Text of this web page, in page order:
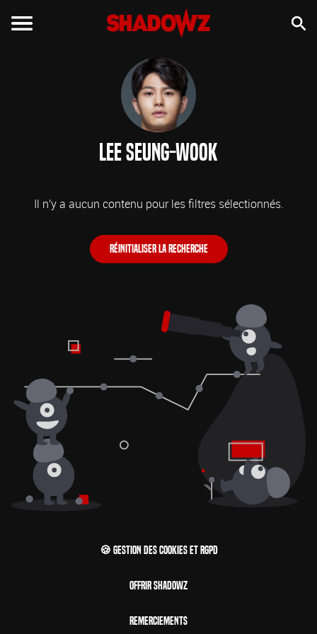
Lee Seung-wook
Il n'y a aucun contenu pour les filtres sélectionnés.
Réinitialiser la recherche
🍪 Gestion des cookies et RGPD
Offrir Shadowz
Remerciements